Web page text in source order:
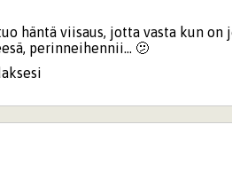
häntä viisaus, jotta vasta kun on
perinneihennii... 🫤